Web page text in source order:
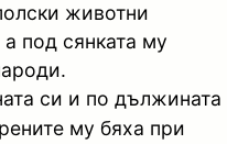
животни
под сянката му
си и по дължината
му бяха при